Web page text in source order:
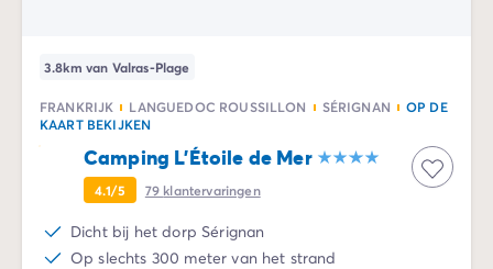
3.8km van Valras-Plage
FRANKRIJK LANGUEDOC ROUSSILLON SÉRIGNAN
OP DE
KAART BEKIJKEN
Camping L'Étoile de Mer
4.1/5 79 klantervaringen
Dicht bij het dorp Sérignan
Op slechts 300 meter van het strand